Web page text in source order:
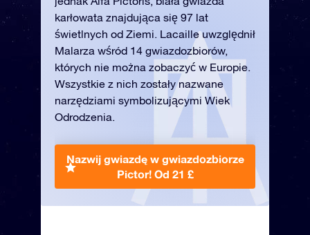
karłowata znajdująca się 97 lat
świetlnych od Ziemi. Lacaille uwzględnił
Malarza wśród 14 gwiazdozbiorów,
których nie można zobaczyć w Europie.
Wszystkie z nich zostały nazwane
narzędziami symbolizującymi Wiek
Odrodzenia.
Nazwij gwiazdę w gwiazdozbiorze
Pictor! Od 21 £